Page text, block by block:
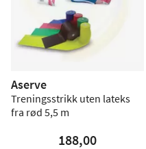
Aserve
Treningsstrikk uten lateks
fra rød 5,5 m
188,00